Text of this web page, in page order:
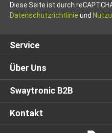
Diese Seite ist durch
Datenschutzrichtlinie und
Service
Über Uns
Swaytronic B2B
Kontakt